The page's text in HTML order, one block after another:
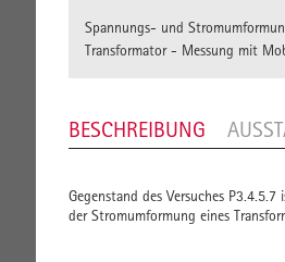
Spannungs- und
Transformator - Messung mit
BESCHREIBUNG
Gegenstand des Versuches P3.4.5.7
der Stromumformung eines